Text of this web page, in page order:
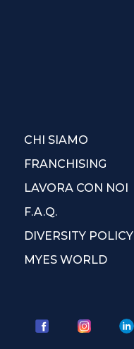
CHI SIAMO
FRANCHISING
LAVORA CON NOI
F.A.Q.
DIVERSITY POLICY
MYES WORLD